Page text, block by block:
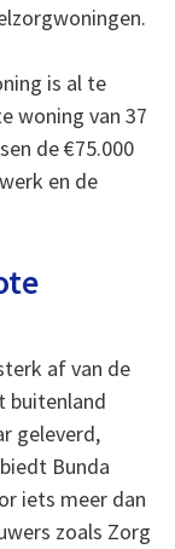
is al te
woning van 37
de €75.000
en de
af van de
buitenland
geleverd,
Bunda
iets meer dan
zoals Zorg